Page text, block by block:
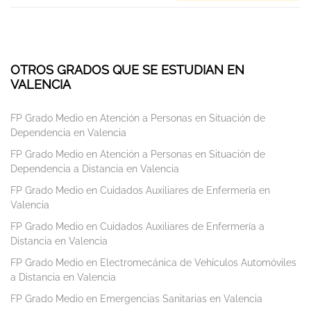
OTROS GRADOS QUE SE ESTUDIAN EN
VALENCIA
FP Grado Medio en Atención a Personas en Situación de
Dependencia en Valencia
FP Grado Medio en Atención a Personas en Situación de
Dependencia a Distancia en Valencia
FP Grado Medio en Cuidados Auxiliares de Enfermería en
Valencia
FP Grado Medio en Cuidados Auxiliares de Enfermería a
Distancia en Valencia
FP Grado Medio en Electromecánica de Vehículos Automóviles
a Distancia en Valencia
FP Grado Medio en Emergencias Sanitarias en Valencia